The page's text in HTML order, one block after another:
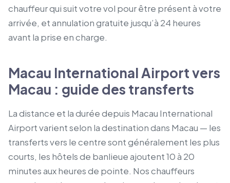
chauffeur qui suit votre vol pour être présent à votre
arrivée, et annulation gratuite jusqu’à 24 heures
avant la prise en charge.
Macau International Airport vers
Macau : guide des transferts
La distance et la durée depuis Macau International
Airport varient selon la destination dans Macau — les
transferts vers le centre sont généralement les plus
courts, les hôtels de banlieue ajoutent 10 à 20
minutes aux heures de pointe. Nos chauffeurs